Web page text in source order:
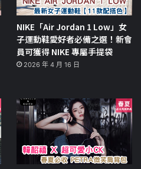
NIKE「Air Jordan 1 Low」女
子運動鞋愛好者必備之選！新會
員可獲得 NIKE 專屬手提袋
2026 年 4 月 16 日